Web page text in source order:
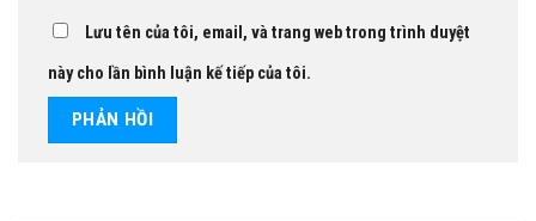
Lưu tên của tôi, email, và trang web trong trình duyệt
này cho lần bình luận kế tiếp của tôi.